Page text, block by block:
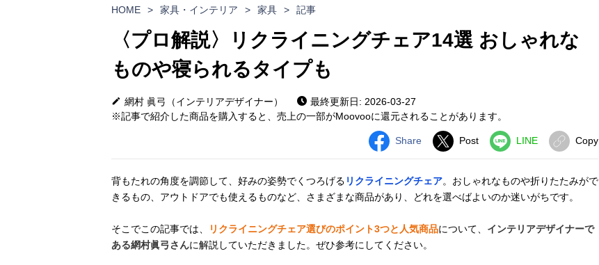
HOME > 家具・インテリア > 家具 > 記事
〈プロ解説〉リクライニングチェア14選 おしゃれな
ものや寝られるタイプも
網村 眞弓（インテリアデザイナー）
最終更新日: 2026-03-27
※記事で紹介した商品を購入すると、売上の一部がMoovooに還元されることがあります。
Share Post LINE Copy
背もたれの角度を調節して、好みの姿勢でくつろげる リクライニングチェア。おしゃれなものや折りたたみがで
きるもの、アウトドアでも使えるものなど、さまざまな商品があり、どれを選べばよいのか迷いがちです。
そこでこの記事では、 リクライニングチェア選びのポイント3つと人気商品について、 インテリアデザイナーで
ある網村眞弓さんに解説していただきました。ぜひ参考にしてください。